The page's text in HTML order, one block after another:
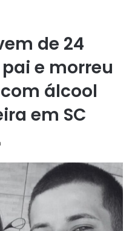
de 24
e morreu
álcool
em SC